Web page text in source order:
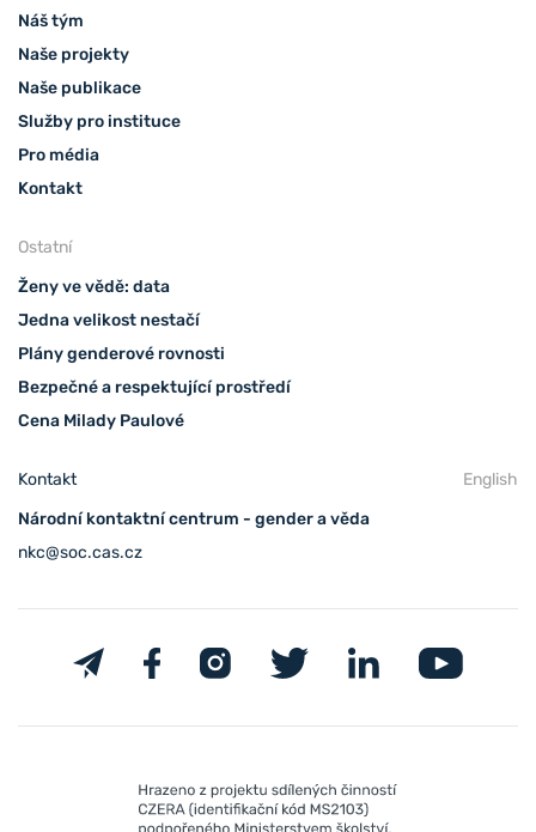
Náš tým
Naše projekty
Naše publikace
Služby pro instituce
Pro média
Kontakt
Ostatní
Ženy ve vědě: data
Jedna velikost nestačí
Plány genderové rovnosti
Bezpečné a respektující prostředí
Cena Milady Paulové
Kontakt
English
Národní kontaktní centrum - gender a věda
nkc@soc.cas.cz